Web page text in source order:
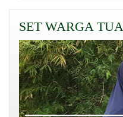
SET WARGA TUA